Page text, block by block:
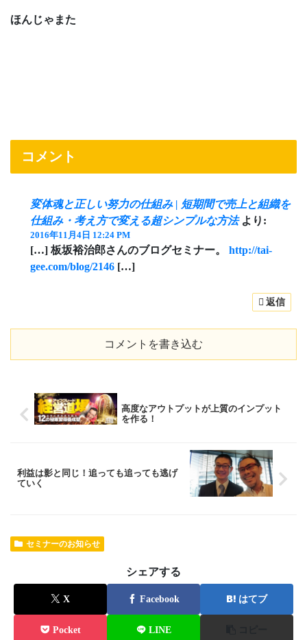
ほんじゃまた
コメント
変体魂と正しい努力の仕組み | 短期間で売上と組織を
仕組み・考え方で変える超シンプルな方法 より:
2016年11月4日 12:24 PM
[…] 板坂裕治郎さんのブログセミナー。http://tai-
gee.com/blog/2146 […]
返信
コメントを書き込む
高度なアウトプットが上質のインプット
を作る！
利益は影と同じ！追っても追っても逃げ
ていく
セミナーのお知らせ
シェアする
X Facebook はてブ
Pocket LINE